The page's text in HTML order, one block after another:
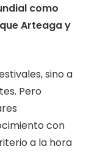
como
Arteaga y
sino a
Pero
con
a la hora